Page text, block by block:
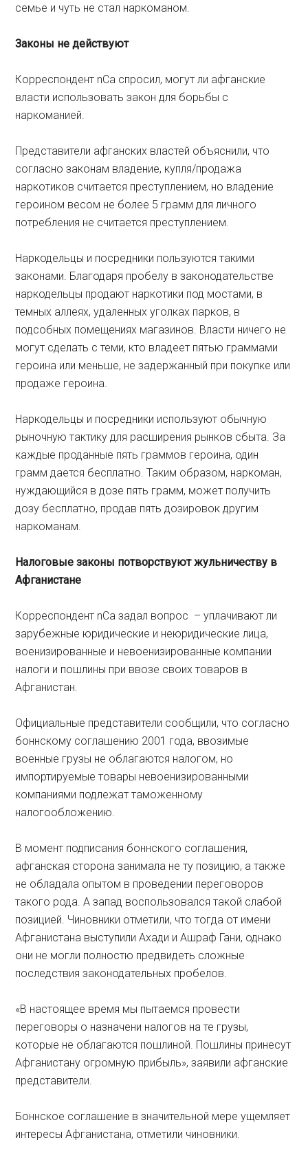
семье и чуть не стал наркоманом.
Законы недействуют
Корреспондент nCa спросил, могут ли афганские
власти использовать закон для борьбы с
наркоманией.
Представители афганских властей объяснили, что
согласно законам владение, купля/продажа
наркотиков считается преступлением, но владение
героином весом не более 5 грамм для личного
потребления не считается преступлением.
Наркодельцы и посредники пользуются такими
законами. Благодаря пробелу в законодательстве
наркодельцы продают наркотики под мостами, в
темных аллеях, удаленных уголках парков, в
подсобных помещениях магазинов. Власти ничего не
могут сделать с теми, кто владеет пятью граммами
героина или меньше, не задержанный при покупке или
продаже героина.
Наркодельцы и посредники используют обычную
рыночную тактику для расширения рынков сбыта. За
каждые проданные пять граммов героина, один
грамм дается бесплатно. Таким образом, наркоман,
нуждающийся в дозе пять грамм, может получить
дозу бесплатно, продав пять дозировок другим
наркоманам.
Налоговые законы потворствуют жульничеству в
Афганистане
Корреспондент nCa задал вопрос – уплачивают ли
зарубежные юридические и неюридические лица,
военизированные и невоенизированные компании
налоги и пошлины при ввозе своих товаров в
Афганистан.
Официальные представители сообщили, что согласно
боннскому соглашению 2001 года, ввозимые
военные грузы не облагаются налогом, но
импортируемые товары невоенизированными
компаниями подлежат таможенному
налогообложению.
В момент подписания боннского соглашения,
афганская сторона занимала не ту позицию, а также
не обладала опытом в проведении переговоров
такого рода. А запад воспользовался такой слабой
позицией. Чиновники отметили, что тогда от имени
Афганистана выступили Ахади и Ашраф Гани, однако
они не могли полностю предвидеть сложные
последствия законодательных пробелов.
«В настоящее время мы пытаемся провести
переговоры о назначени налогов на те грузы,
которые не облагаются пошлиной. Пошлины принесут
Афганистану огромную прибыль», заявили афганские
представители.
Боннское соглашение в значительной мере ущемляет
интересы Афганистана, отметили чиновники.